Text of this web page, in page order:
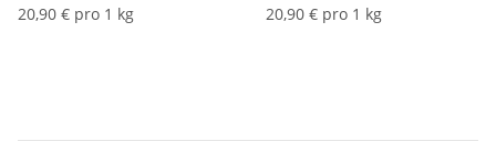
20,90 € pro 1 kg
20,90 € pro 1 kg